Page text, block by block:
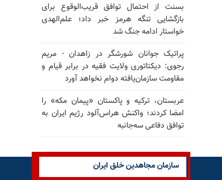
بسنت از احتمال توافق قریب‌الوقوع برای
بازگشایی تنگه هرمز خبر داد؛ علم‌الهدی
خواستار ادامه جنگ شد
پراتیک جوانان شورشگر در زاهدان - مریم
رجوی: دیکتاتوری ولایت فقیه در برابر قیام و
مقاومت سازمان‌یافته دوام نخواهد آورد
عربستان، ترکیه و پاکستان «پیمان مکه» را
امضا کردند؛ واکنش هراس‌آلود رژیم ایران به
توافق دفاعی سه‌جانبه
سازمان مجاهدین خلق ایران